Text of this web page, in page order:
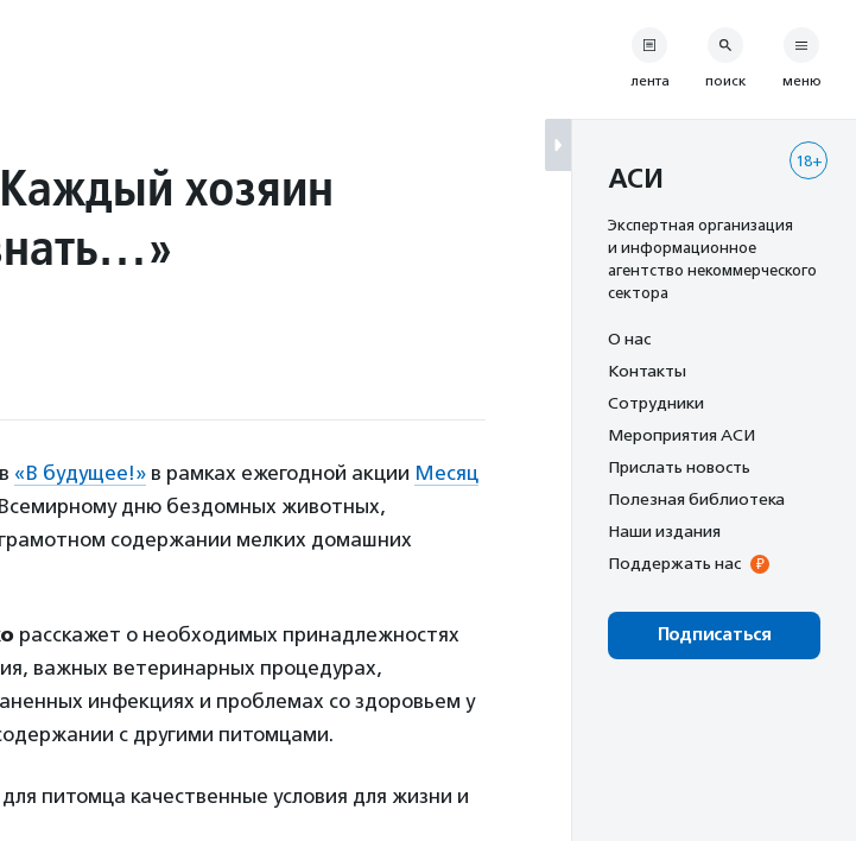
хозяин
«В будущее!» в рамках ежегодной акции Месяц
дню бездомных животных,
содержании мелких домашних
расскажет о необходимых принадлежностях
важных ветеринарных процедурах,
инфекциях и проблемах со здоровьем у
с другими питомцами.
питомца качественные условия для жизни и
лента поиск меню
18+
АСИ
Экспертная организация
и информационное
агентство некоммерческого
сектора
О нас
Контакты
Сотрудники
Мероприятия АСИ
Прислать новость
Полезная библиотека
Наши издания
Поддержать нас
Подписаться